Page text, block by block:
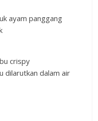
ayam panggang
crispy
dilarutkan dalam air